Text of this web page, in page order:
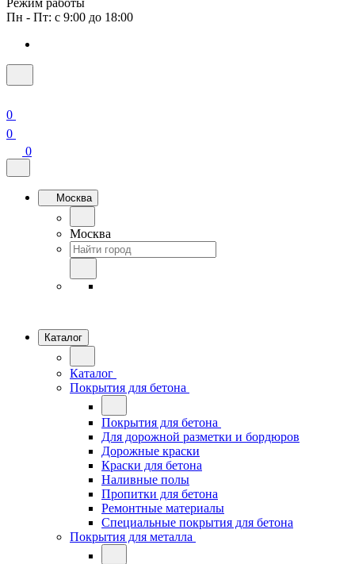
Режим работы
Пн - Пт: с 9:00 до 18:00
0
0
0
Москва
Москва
Каталог
Каталог
Покрытия для бетона
Покрытия для бетона
Для дорожной разметки и бордюров
Дорожные краски
Краски для бетона
Наливные полы
Пропитки для бетона
Ремонтные материалы
Специальные покрытия для бетона
Покрытия для металла